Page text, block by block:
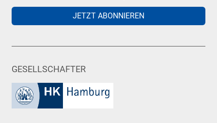
JETZT ABONNIEREN
GESELLSCHAFTER